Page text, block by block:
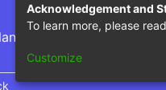
por parte del
Acknowledgement and
To learn more, please
Customize